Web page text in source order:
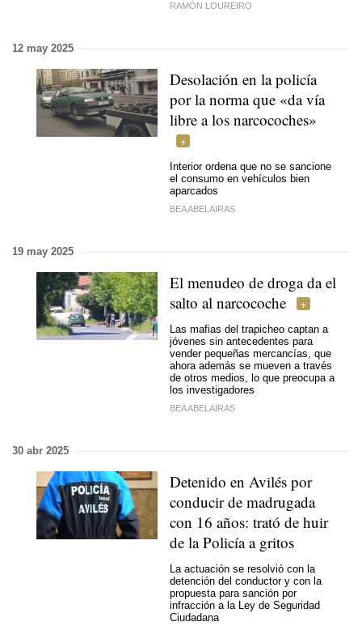
RAMÓN LOUREIRO
12 may 2025
Desolación en la policía
por la norma que «da vía
libre a los narcocoches»
Interior ordena que no se sancione
el consumo en vehículos bien
aparcados
BEA ABELAIRAS
19 may 2025
El menudeo de droga da el
salto al narcocoche
Las mafias del trapicheo captan a
jóvenes sin antecedentes para
vender pequeñas mercancías, que
ahora además se mueven a través
de otros medios, lo que preocupa a
los investigadores
BEA ABELAIRAS
30 abr 2025
Detenido en Avilés por
conducir de madrugada
con 16 años: trató de huir
de la Policía a gritos
La actuación se resolvió con la
detención del conductor y con la
propuesta para sanción por
infracción a la Ley de Seguridad
Ciudadana